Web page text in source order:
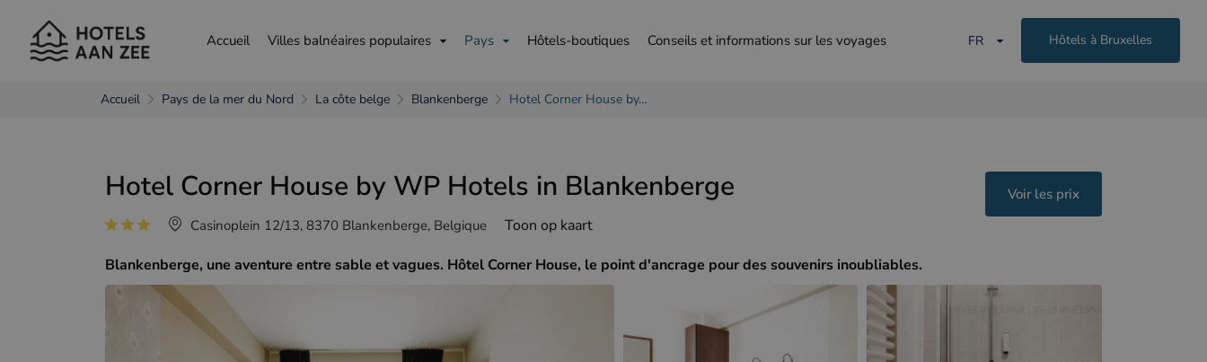
Accueil Villes balnéaires populaires Pays Hôtels-boutiques Conseils et informations sur les voyages FR
Nederlands Français English
Hôtels à Bruxelles
Accueil Pays de la mer du Nord La côte belge Blankenberge Hotel Corner House by…
Hotel Corner House by WP Hotels in Blankenberge
Casinoplein 12/13, 8370 Blankenberge, Belgique Toon op kaart
Voir les prix
Blankenberge, une aventure entre sable et vagues. Hôtel Corner House, le point d'ancrage pour des souvenirs inoubliables.